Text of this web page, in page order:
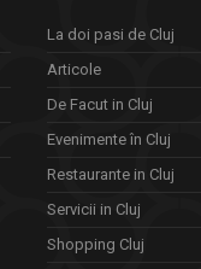
La doi pasi de Cluj
Articole
De Facut in Cluj
Evenimente în Cluj
Restaurante in Cluj
Servicii in Cluj
Shopping Cluj